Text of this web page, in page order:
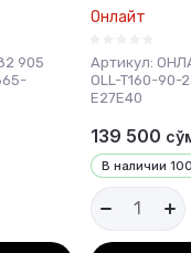
905
Онлайт
Артикул:
OLL-T160-90-
E27E40
В наличии 100
139 500